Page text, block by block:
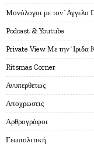
Mονόλογοι με τον`Αγγελο
Podcast & Youtube
Private View Με την`Ιριδα
Ritsmas Corner
Ανυπερθετως
Αποχρωσεις
Αρθρογράφοι
Γεωπολιτική